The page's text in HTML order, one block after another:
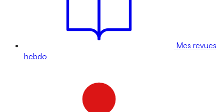
Mes revues
hebdo